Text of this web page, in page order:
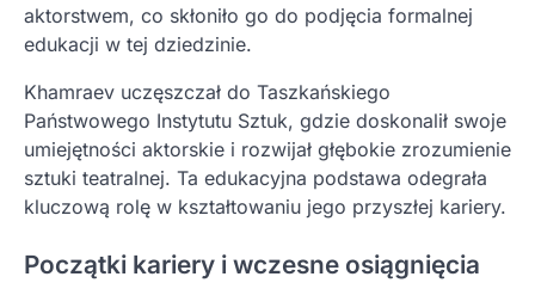
aktorstwem, co skłoniło go do podjęcia formalnej
edukacji w tej dziedzinie.
Khamraev uczęszczał do Taszkańskiego
Państwowego Instytutu Sztuk, gdzie doskonalił swoje
umiejętności aktorskie i rozwijał głębokie zrozumienie
sztuki teatralnej. Ta edukacyjna podstawa odegrała
kluczową rolę w kształtowaniu jego przyszłej kariery.
Początki kariery i wczesne osiągnięcia